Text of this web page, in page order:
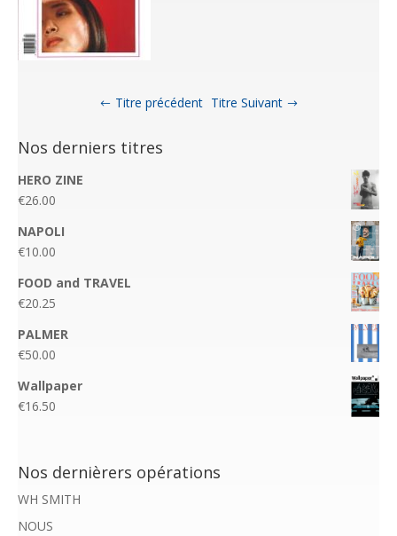
Titre précédent Titre Suivant
Nos derniers titres
HERO ZINE
€26.00
NAPOLI
€10.00
FOOD and TRAVEL
€20.25
PALMER
€50.00
Wallpaper
€16.50
Nos dernièrers opérations
WH SMITH
NOUS